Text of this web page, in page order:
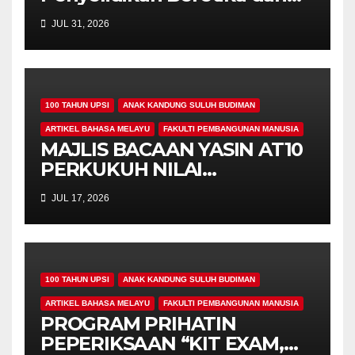
Inovasi Berteraskan
Manusiawi Dalam Era AI
JUL 31, 2026
100 TAHUN UPSI ANAK KANDUNG SULUH BUDIMAN
ARTIKEL BAHASA MELAYU FAKULTI PEMBANGUNAN MANUSIA
MAJLIS BACAAN YASIN AT10
PERKUKUH NILAI
KEROHANIAN,
KEPRIHATINAN DAN
UKHUWAH MAHASISWA
PROGRAM PENDIDIKAN
KHAS
JUL 17, 2026
100 TAHUN UPSI ANAK KANDUNG SULUH BUDIMAN
ARTIKEL BAHASA MELAYU FAKULTI PEMBANGUNAN MANUSIA
PROGRAM PRIHATIN
PEPERIKSAAN “KIT EXAM,